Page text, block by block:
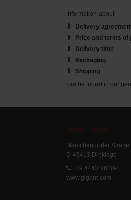
Information about
Delivery
Price and terms of
Delivery time
Packaging
Shipping
can be found in our
GIGANT GmbH
Märschendorfer Straße
D-49413 Dinklage
+49 4443 9620-0
www.gigant.com